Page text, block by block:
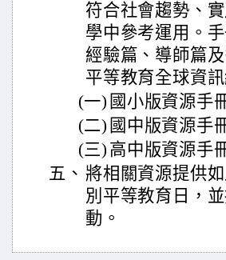
符合社會趨勢、
學中參考運用。
經驗篇、導師篇
平等教育全球資訊
(一) 國小版資源手
(二) 國中版資源手
(三) 高中版資源手
五、 將相關資源提供
別平等教育日，
動。